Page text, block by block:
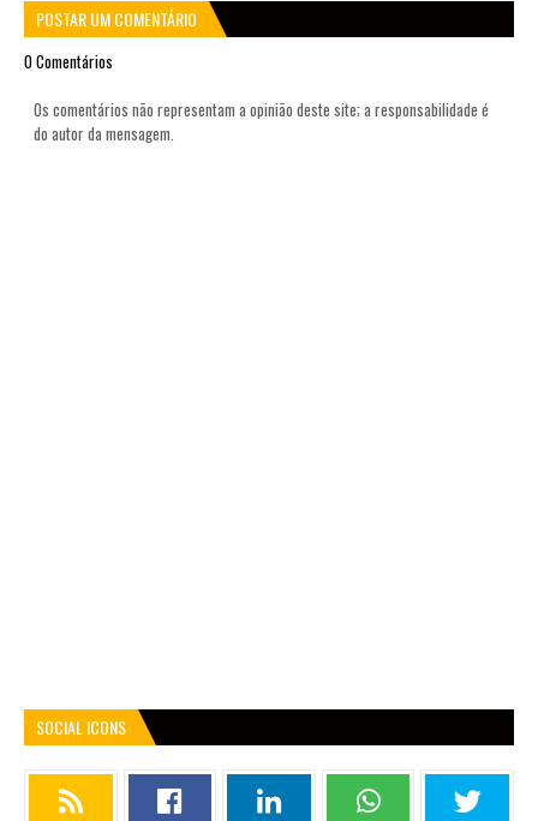
POSTAR UM COMENTÁRIO
0 Comentários
Os comentários não representam a opinião deste site; a responsabilidade é
do autor da mensagem.
SOCIAL ICONS